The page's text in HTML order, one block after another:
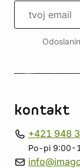
kontakt
+421 948
Po-pi 9:00-